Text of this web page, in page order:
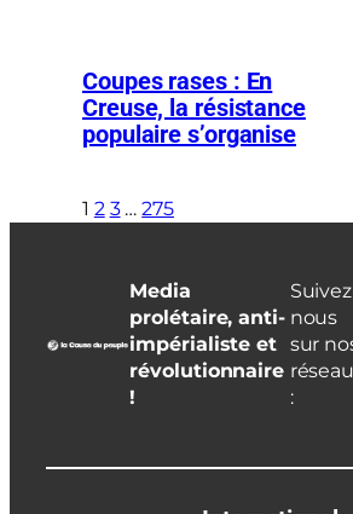
Coupes rases : En
Creuse, la résistance
populaire s’organise
1 2 3 … 275
Media
prolétaire, anti-
impérialiste et
révolutionnaire
!
nous
sur
: